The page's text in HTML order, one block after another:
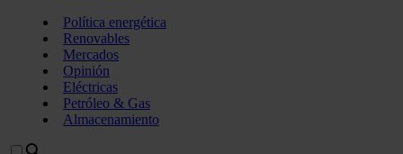
Política energética
Renovables
Mercados
Opinión
Eléctricas
Petróleo & Gas
Almacenamiento